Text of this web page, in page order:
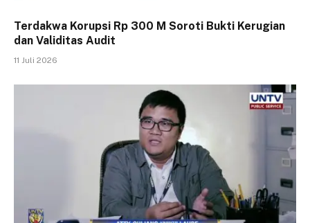
Terdakwa Korupsi Rp 300 M Soroti Bukti Kerugian
dan Validitas Audit
11 Juli 2026